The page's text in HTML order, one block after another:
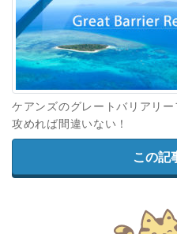
ケアンズのグレートバリアリ
攻めれば間違いない！
この記